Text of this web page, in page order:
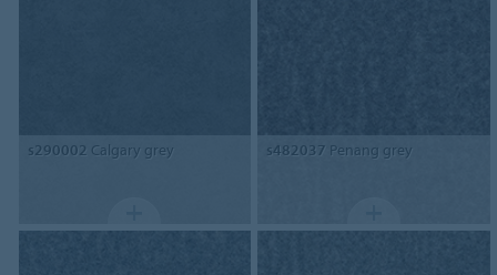
s290002 Calgary grey s482037 Penang grey